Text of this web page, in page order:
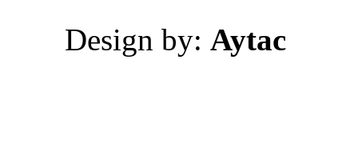
Design by: Aytac